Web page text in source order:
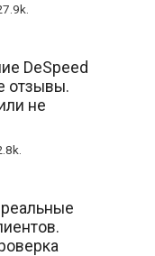
DeSpeed
отзывы.
не